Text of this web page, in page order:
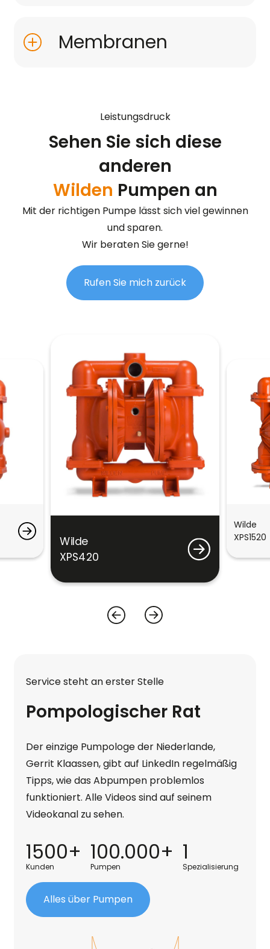
Membranen
Leistungsdruck
Sehen Sie sich diese
anderen
Wilden Pumpen an
Mit der richtigen Pumpe lässt sich viel gewinnen
und sparen.
Wir beraten Sie gerne!
Rufen Sie mich zurück
Wilde
XPS420
Wilde
XPS1520
Service steht an erster Stelle
Pompologischer Rat
Der einzige Pumpologe der Niederlande,
Gerrit Klaassen, gibt auf LinkedIn regelmäßig
Tipps, wie das Abpumpen problemlos
funktioniert. Alle Videos sind auf seinem
Videokanal zu sehen.
1500+
Kunden
100.000+
Pumpen
1
Spezialisierung
Alles über Pumpen